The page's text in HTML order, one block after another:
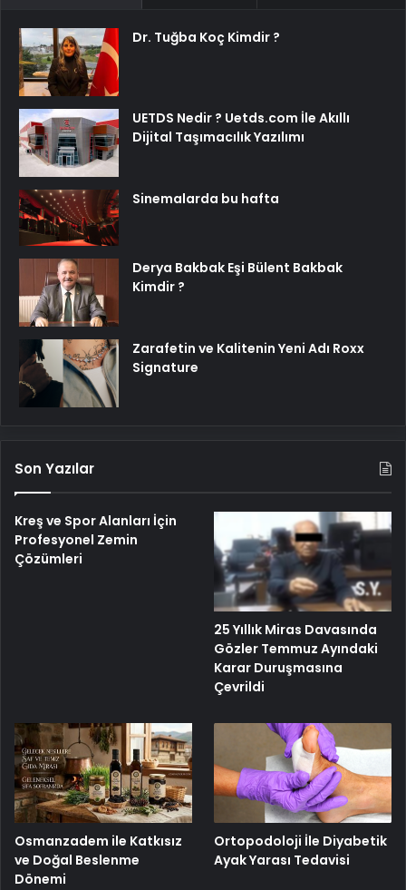
Dr. Tuğba Koç Kimdir ?
UETDS Nedir ? Uetds.com İle Akıllı
Dijital Taşımacılık Yazılımı
Sinemalarda bu hafta
Derya Bakbak Eşi Bülent Bakbak
Kimdir ?
Zarafetin ve Kalitenin Yeni Adı Roxx
Signature
Son Yazılar
Kreş ve Spor Alanları İçin
Profesyonel Zemin
Çözümleri
25 Yıllık Miras Davasında
Gözler Temmuz Ayındaki
Karar Duruşmasına
Çevrildi
Osmanzadem ile Katkısız
ve Doğal Beslenme
Dönemi
Ortopodoloji İle Diyabetik
Ayak Yarası Tedavisi